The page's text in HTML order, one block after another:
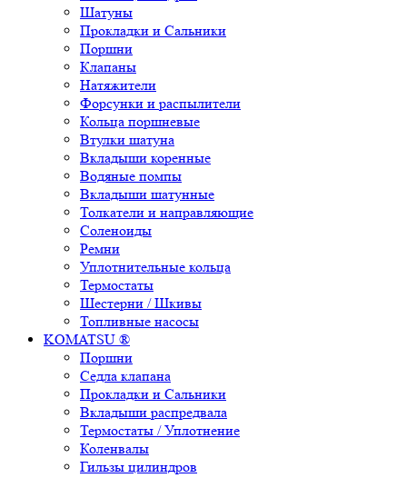
Шатуны
Прокладки и Сальники
Поршни
Клапаны
Натяжители
Форсунки и распылители
Кольца поршневые
Втулки шатуна
Вкладыши коренные
Водяные помпы
Вкладыши шатунные
Толкатели и направляющие
Соленоиды
Ремни
Уплотнительные кольца
Термостаты
Шестерни / Шкивы
Топливные насосы
KOMATSU ®
Поршни
Седла клапана
Прокладки и Сальники
Вкладыши распредвала
Термостаты / Уплотнение
Коленвалы
Гильзы цилиндров